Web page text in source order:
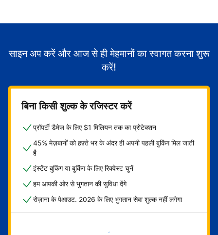
साइन अप करें और आज से ही मेहमानों का स्वागत करना शुरू
करें!
बिना किसी शुल्क के रजिस्टर करें
प्रॉपर्टी डैमेज के लिए $1 मिलियन तक का प्रोटेक्शन
45% मेज़बानों को हफ़्ते भर के अंदर ही अपनी पहली बुकिंग मिल जाती
है
इंस्टेंट बुकिंग या बुकिंग के लिए रिक्वेस्ट चुनें
हम आपकी ओर से भुगतान की सुविधा देंगे
रोज़ाना के पेआउट. 2026 के लिए भुगतान सेवा शुल्क नहीं लगेगा
अभी शुरू करें